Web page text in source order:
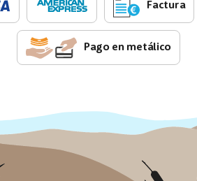
Factura
Pago en metálico